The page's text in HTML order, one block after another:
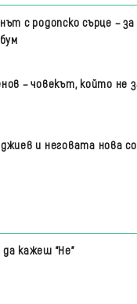
с родопско сърце –
– човекът, който не
и неговата нова
кажеш "Не"